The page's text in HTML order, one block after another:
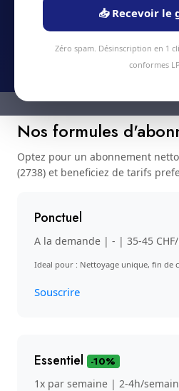
Economisez jusqu'a 20%
Nos formules
Optez pour un abonnement
(2738) et beneficiez de tarifs
Ponctuel
A la demande | - | 35-45
Ideal pour : Nettoyage unique, fin de
Souscrire
Essentiel
-10%
1x par semaine | 2-4h/
📥 Recevoir
Zéro spam. Désinscription en 1
conformes